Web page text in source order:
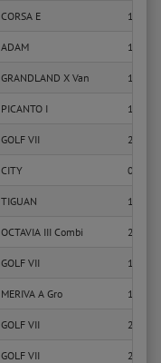
CORSA E 1.2
ADAM 1.0
GRANDLAND X Van 1.2
PICANTO I 1.1
GOLF VII 2.0 TDI
CITY 0.6
TIGUAN 1.4 TSI
OCTAVIA III Combi 2.0
GOLF VII 1.4
MERIVA A Gro 1.6
GOLF VII 2.0 TDI
GOLF VII 2.0 TDI